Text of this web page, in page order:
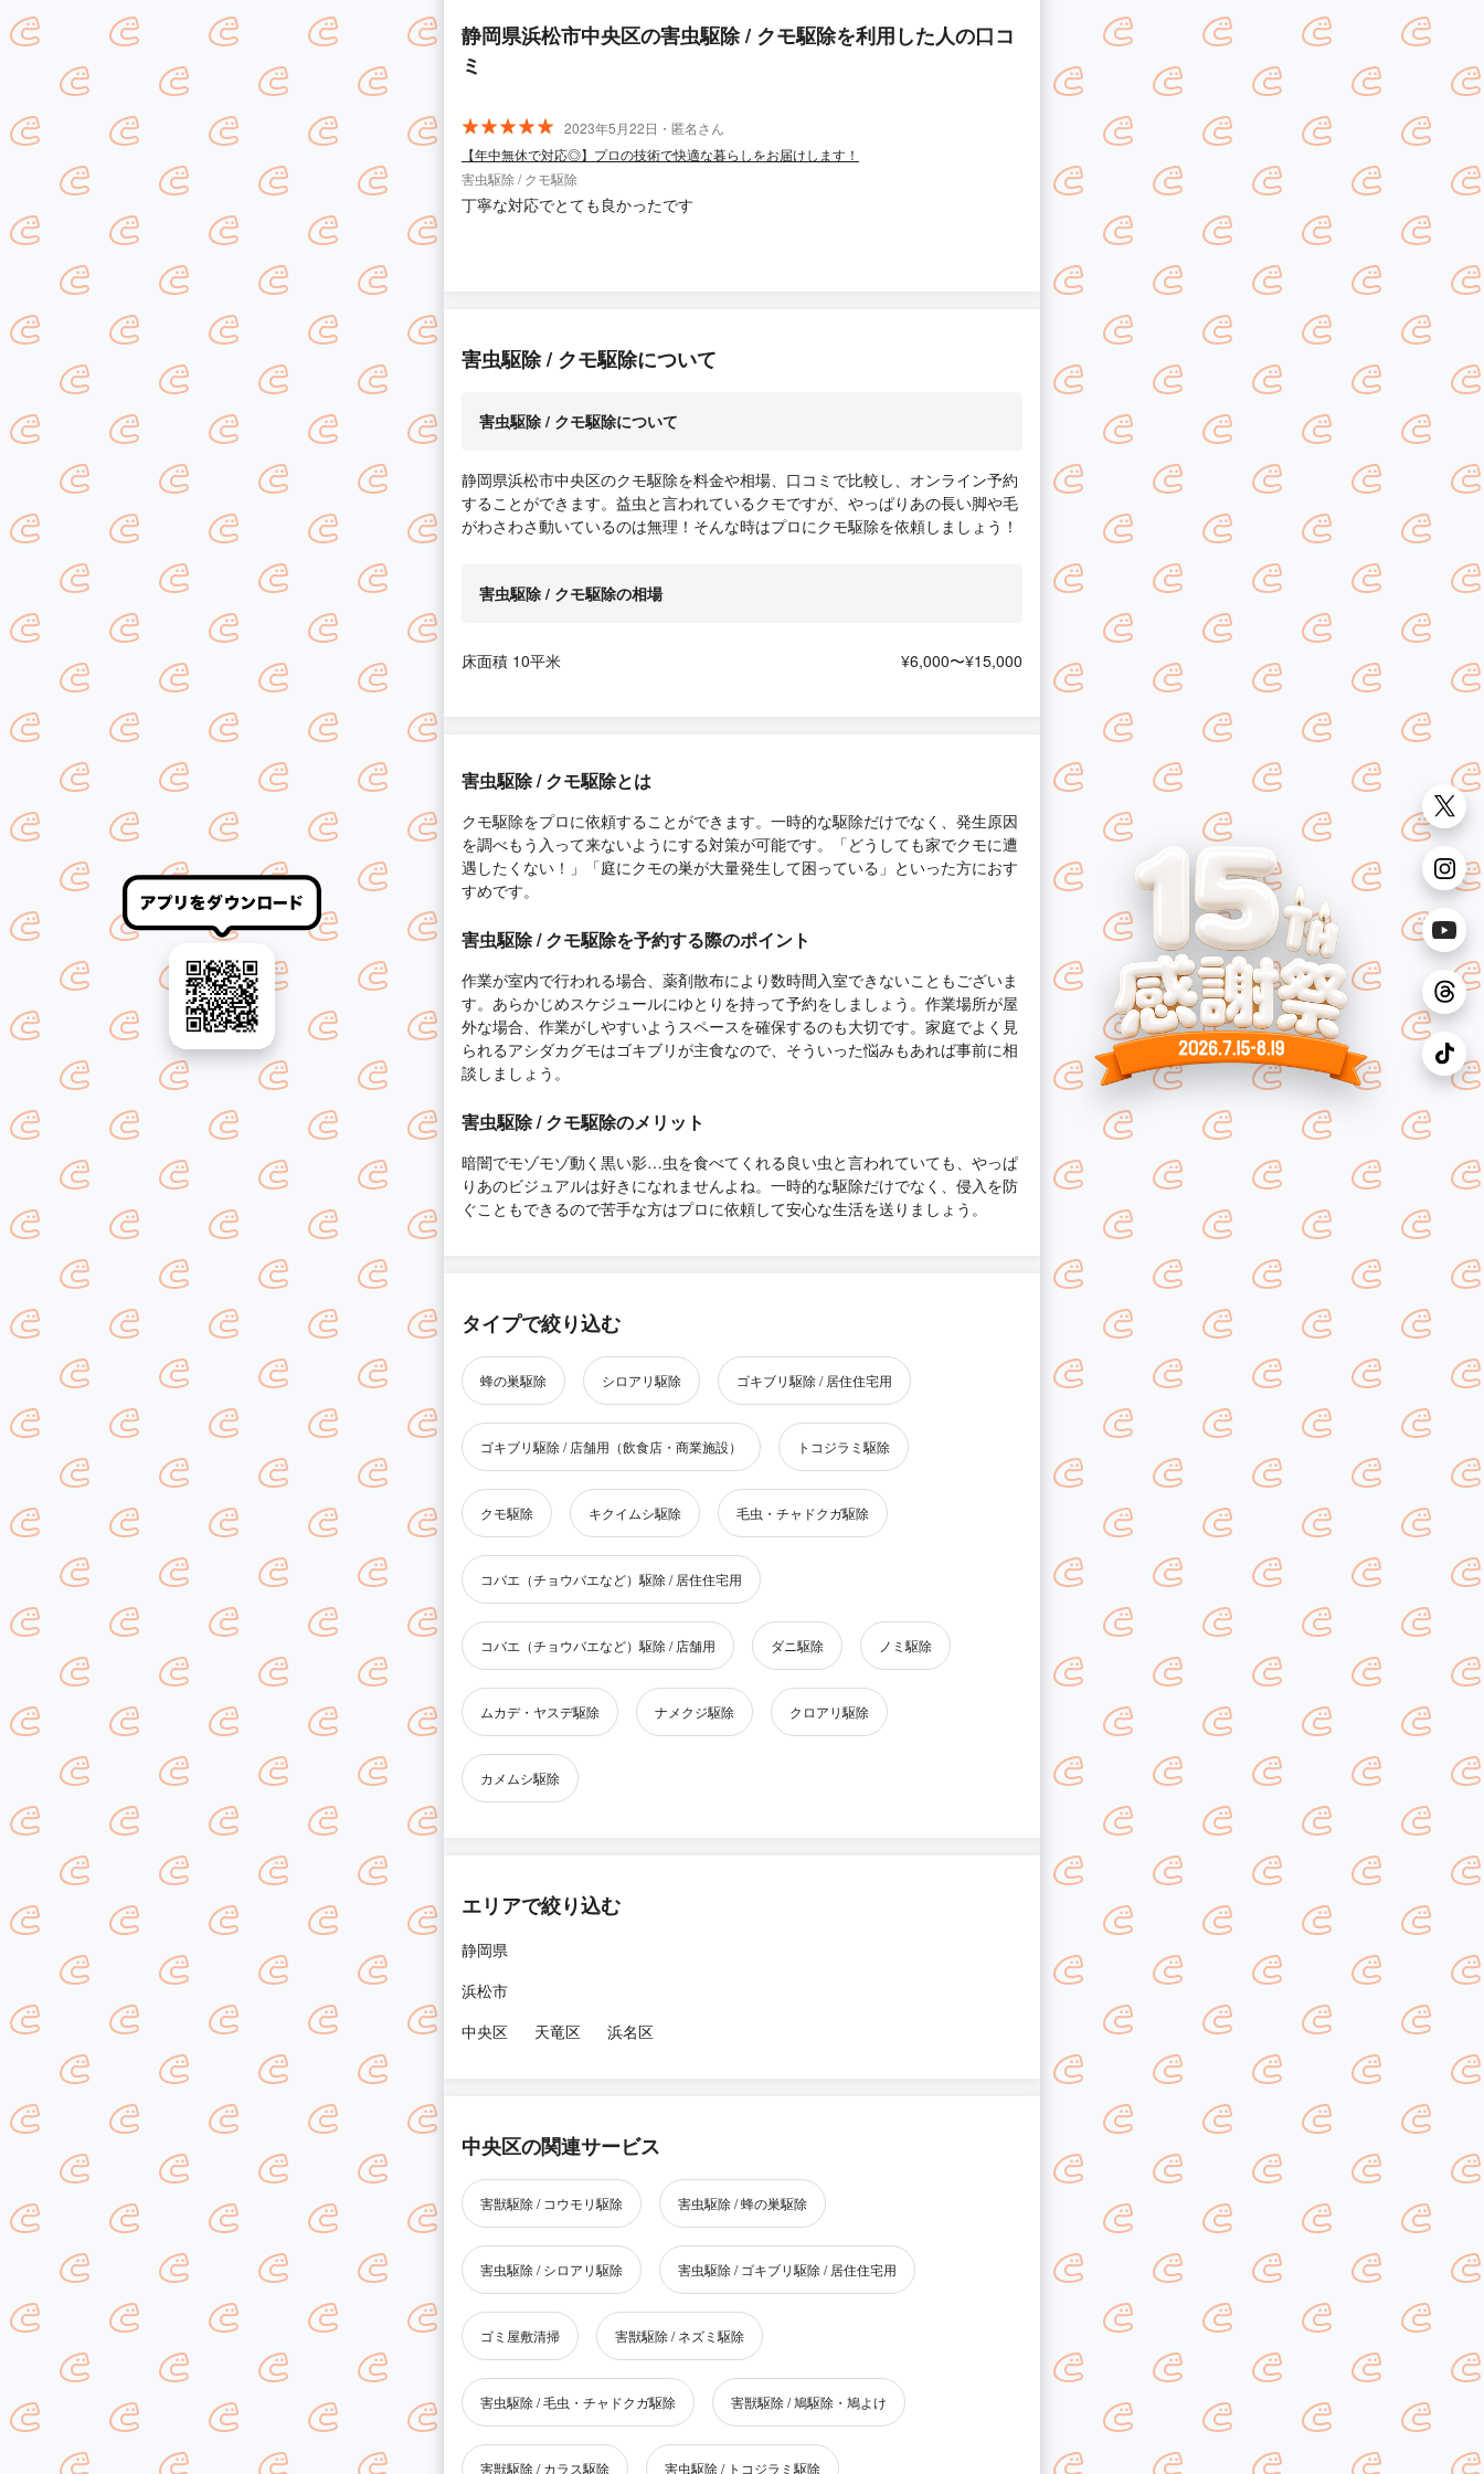
静岡県浜松市中央区の害虫駆除 / クモ駆除を利用した人の口コ
ミ
2023年5月22日・匿名さん
【年中無休で対応◎】プロの技術で快適な暮らしをお届けします！
害虫駆除 / クモ駆除
丁寧な対応でとても良かったです
害虫駆除 / クモ駆除について
害虫駆除 / クモ駆除について
静岡県浜松市中央区のクモ駆除を料金や相場、口コミで比較し、オンライン予約
することができます。益虫と言われているクモですが、やっぱりあの長い脚や毛
がわさわさ動いているのは無理！そんな時はプロにクモ駆除を依頼しましょう！
害虫駆除 / クモ駆除の相場
床面積 10平米 ¥6,000〜¥15,000
害虫駆除 / クモ駆除とは
クモ駆除をプロに依頼することができます。一時的な駆除だけでなく、発生原因
を調べもう入って来ないようにする対策が可能です。「どうしても家でクモに遭
遇したくない！」「庭にクモの巣が大量発生して困っている」といった方におす
すめです。
害虫駆除 / クモ駆除を予約する際のポイント
作業が室内で行われる場合、薬剤散布により数時間入室できないこともございま
す。あらかじめスケジュールにゆとりを持って予約をしましょう。作業場所が屋
外な場合、作業がしやすいようスペースを確保するのも大切です。家庭でよく見
られるアシダカグモはゴキブリが主食なので、そういった悩みもあれば事前に相
談しましょう。
害虫駆除 / クモ駆除のメリット
暗闇でモゾモゾ動く黒い影…虫を食べてくれる良い虫と言われていても、やっぱ
りあのビジュアルは好きになれませんよね。一時的な駆除だけでなく、侵入を防
ぐこともできるので苦手な方はプロに依頼して安心な生活を送りましょう。
タイプで絞り込む
蜂の巣駆除 シロアリ駆除 ゴキブリ駆除 / 居住住宅用
ゴキブリ駆除 / 店舗用（飲食店・商業施設） トコジラミ駆除
クモ駆除 キクイムシ駆除 毛虫・チャドクガ駆除
コバエ（チョウバエなど）駆除 / 居住住宅用
コバエ（チョウバエなど）駆除 / 店舗用 ダニ駆除 ノミ駆除
ムカデ・ヤスデ駆除 ナメクジ駆除 クロアリ駆除
カメムシ駆除
エリアで絞り込む
静岡県
浜松市
中央区
天竜区 浜名区
中央区の関連サービス
害獣駆除 / コウモリ駆除 害虫駆除 / 蜂の巣駆除
害虫駆除 / シロアリ駆除 害虫駆除 / ゴキブリ駆除 / 居住住宅用
ゴミ屋敷清掃 害獣駆除 / ネズミ駆除
害虫駆除 / 毛虫・チャドクガ駆除 害獣駆除 / 鳩駆除・鳩よけ
害獣駆除 / カラス駆除 害虫駆除 / トコジラミ駆除